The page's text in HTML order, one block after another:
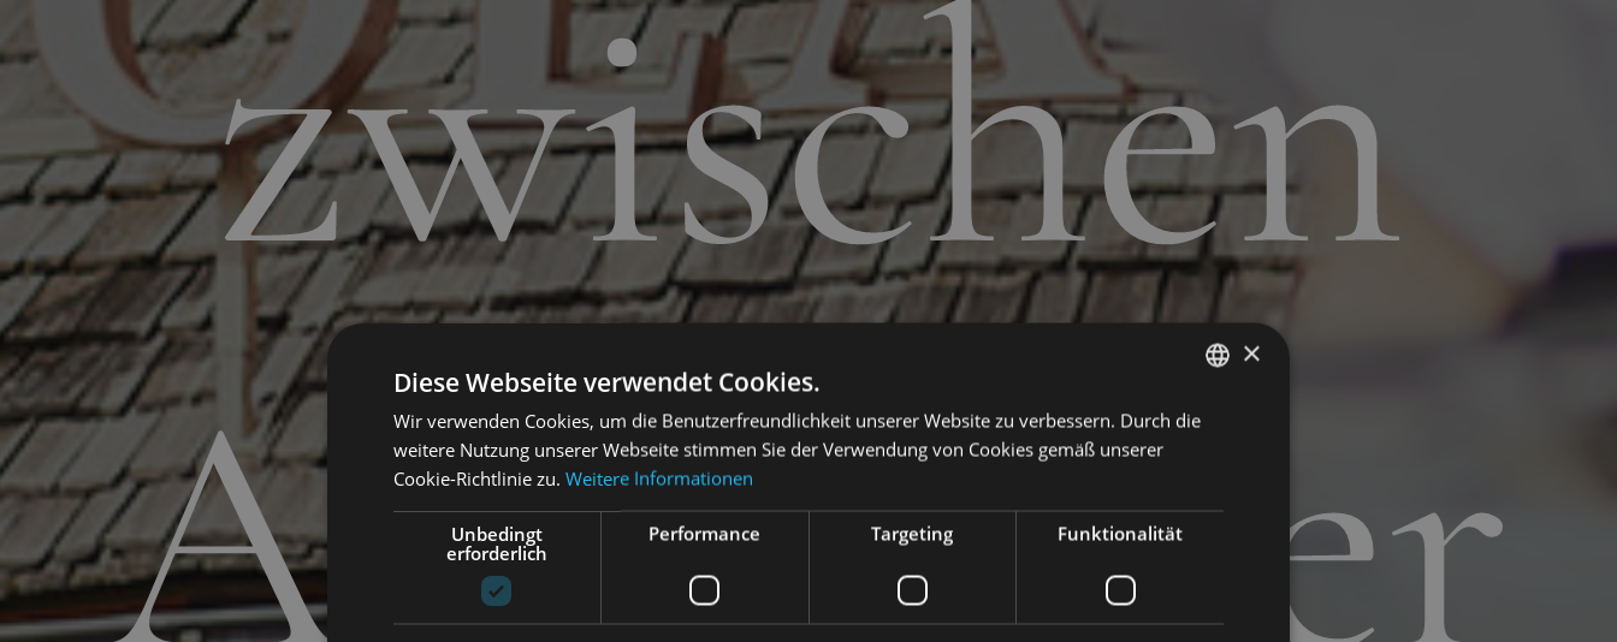
zwischen
Abenteuer
ENGLISH
×
Diese Webseite verwendet Cookies.
Wir verwenden Cookies, um die Benutzerfreundlichkeit unserer Website zu verbessern. Durch die
weitere Nutzung unserer Webseite stimmen Sie der Verwendung von Cookies gemäß unserer
Cookie-Richtlinie zu. Weitere Informationen
Unbedingt
erforderlich
Performance Targeting Funktionalität